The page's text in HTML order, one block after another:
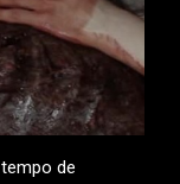
de